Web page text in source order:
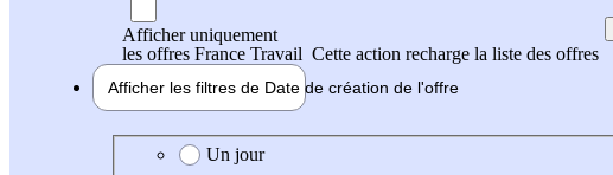
Afficher uniquement
les offres France Travail Cette action recharge la liste des offres
Afficher les filtres de Date de création de l'offre
Date de création de l'offre
Un jour